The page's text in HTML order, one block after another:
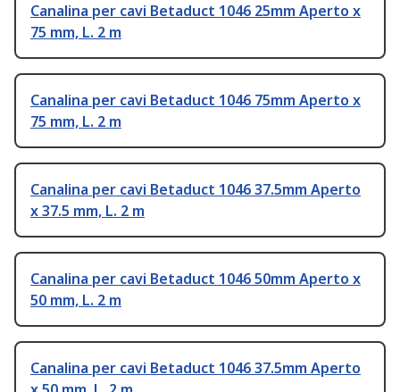
Canalina per cavi Betaduct 1046 25mm Aperto x
75 mm, L. 2 m
Canalina per cavi Betaduct 1046 75mm Aperto x
75 mm, L. 2 m
Canalina per cavi Betaduct 1046 37.5mm Aperto
x 37.5 mm, L. 2 m
Canalina per cavi Betaduct 1046 50mm Aperto x
50 mm, L. 2 m
Canalina per cavi Betaduct 1046 37.5mm Aperto